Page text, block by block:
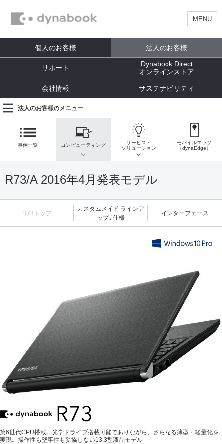
MENU
個人のお客様 法人のお客様
サポート
Dynabook Direct
オンラインストア
会社情報 サステナビリティ
法人のお客様のメニュー
事例一覧 コンピューティング
サービス・
ソリューション
モバイルエッジ
（dynaEdge）
R73/A 2016年4月発表モデル
R73トップ
カスタムメイド ラインア
ップ / 仕様
インターフェース
第6世代CPU搭載。光学ドライブ搭載可能でありながら、さらなる薄型・軽量化を
実現。操作性も堅牢性も妥協しない13.3型液晶モデル